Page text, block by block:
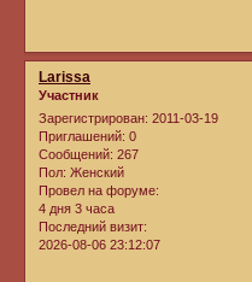
Larissa
Участник
Зарегистрирован: 2011-03-19
Приглашений: 0
Сообщений: 267
Пол: Женский
Провел на форуме:
4 дня 3 часа
Последний визит:
2026-08-06 23:12:07